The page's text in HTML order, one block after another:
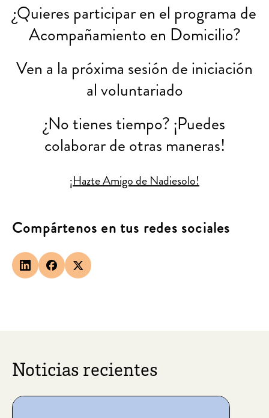
¿Quieres participar en el programa de
Acompañamiento en Domicilio?
Ven a la próxima sesión de iniciación
al voluntariado
¿No tienes tiempo? ¡Puedes
colaborar de otras maneras!
¡Hazte Amigo de Nadiesolo!
Compártenos en tus redes sociales
Noticias recientes